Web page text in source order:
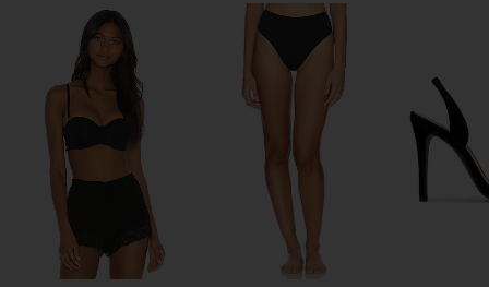
437 The Sculpt Onesie in
Black
437
$145